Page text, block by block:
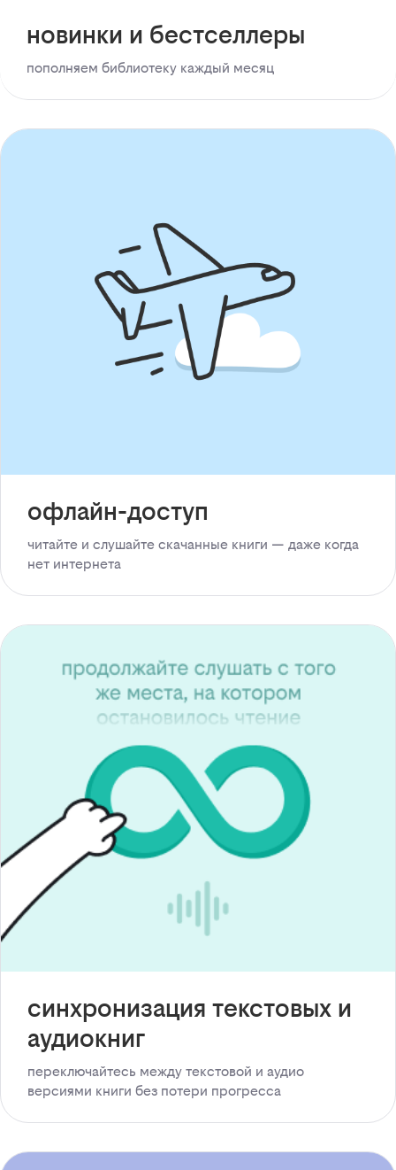
новинки и бестселлеры
пополняем библиотеку каждый месяц
офлайн-доступ
читайте и слушайте скачанные книги — даже когда
нет интернета
синхронизация текстовых и
аудиокниг
переключайтесь между текстовой и аудио
версиями книги без потери прогресса